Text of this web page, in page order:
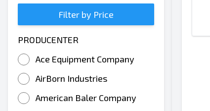
Filter by Price
PRODUCENTER
Ace Equipment Company
AirBorn Industries
American Baler Company